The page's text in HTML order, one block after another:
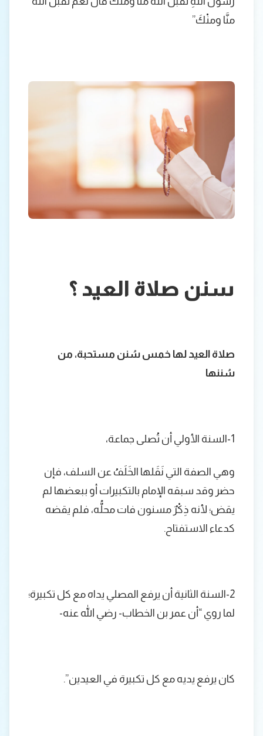
منَّا ومنْكَ”
سنن صلاة العيد ؟
صلاة العيد لها خمس سُنن مستحبة، من
سُننها
1-السنة الأولي أن تُصلى جماعة،
وهي الصفة التي نَقَلها الخَلَفُ عن السلف، فإن
حضر وقد سبقه الإمام بالتكبيرات أو ببعضها لم
يقض؛ لأنه ذِكْرٌ مسنون فات محلُّه، فلم يقضه
كدعاء الاستفتاح.
2-السنة الثانية أن يرفع المصلي يداه مع كل تكبيرة؛
لما روي “أن عمر بن الخطاب- رضي الله عنه-
كان يرفع يديه مع كل تكبيرة في العيدين”.